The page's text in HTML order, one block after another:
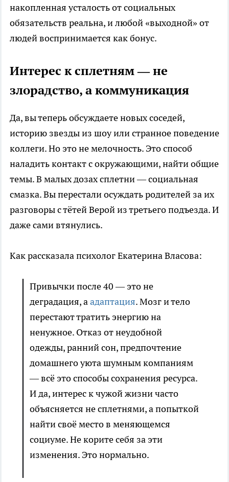
накопленная усталость от социальных
обязательств реальна, и любой «выходной» от
людей воспринимается как бонус.
Интерес к сплетням — не
злорадство, а коммуникация
Да, вы теперь обсуждаете новых соседей,
историю звезды из шоу или странное поведение
коллеги. Но это не мелочность. Это способ
наладить контакт с окружающими, найти общие
темы. В малых дозах сплетни — социальная
смазка. Вы перестали осуждать родителей за их
разговоры с тётей Верой из третьего подъезда. И
даже сами втянулись.
Как рассказала психолог Екатерина Власова:
Привычки после 40 — это не
деградация, аадаптация. Мозг и тело
перестают тратить энергию на
ненужное. Отказ от неудобной
одежды, ранний сон, предпочтение
домашнего уюта шумным компаниям
— всё это способы сохранения ресурса.
И да, интерес к чужой жизни часто
объясняется не сплетнями, а попыткой
найти своё место в меняющемся
социуме. Не корите себя за эти
изменения. Это нормально.